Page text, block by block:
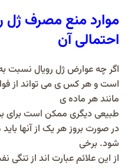
موارد منع مصرف ژل
احتمالی آن
اگر چه عوارض ژل رویال نسبت
است و هر کس ی می تواند از
مانند هر ماده ی
طبیعی دیگری ممکن است برای
در صورت بروز هر یک از آنها
شود. برخی
از این علائم عبارت اند از